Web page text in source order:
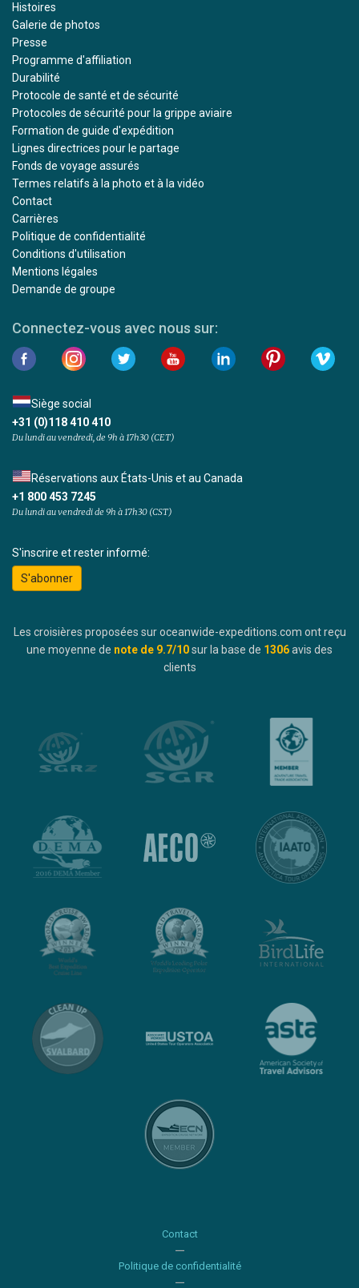
Histoires
Galerie de photos
Presse
Programme d'affiliation
Durabilité
Protocole de santé et de sécurité
Protocoles de sécurité pour la grippe aviaire
Formation de guide d'expédition
Lignes directrices pour le partage
Fonds de voyage assurés
Termes relatifs à la photo et à la vidéo
Contact
Carrières
Politique de confidentialité
Conditions d'utilisation
Mentions légales
Demande de groupe
Connectez-vous avec nous sur:
Siège social
+31 (0)118 410 410
Du lundi au vendredi, de 9h à 17h30 (CET)
Réservations aux États-Unis et au Canada
+1 800 453 7245
Du lundi au vendredi de 9h à 17h30 (CST)
S'inscrire et rester informé:
S'abonner
Les croisières proposées sur oceanwide-expeditions.com ont reçu
une moyenne de note de 9.7/10sur la base de 1306avis des
clients
Contact
Politique de confidentialité